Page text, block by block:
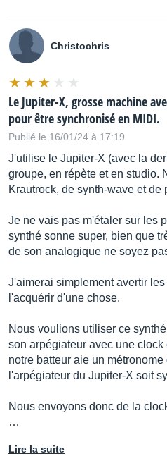
Christochris
Le Jupiter-X, grosse machine
pour être synchronisé en MIDI.
Publié le 16/01/24 à 17:19
J'utilise le Jupiter-X (avec la
groupe, en répète et en studio.
Krautrock, de synth-wave et de
Je ne vais pas m'étaler sur les
synthé sonne super, bien que
de son analogique ne soyez
J'aimerai simplement avertir
l'acquérir d'une chose.
Nous voulions utiliser ce
son arpégiateur avec une
notre batteur aie un
l'arpégiateur du Jupiter-X soit
Nous envoyons donc de la
…
Lire la suite